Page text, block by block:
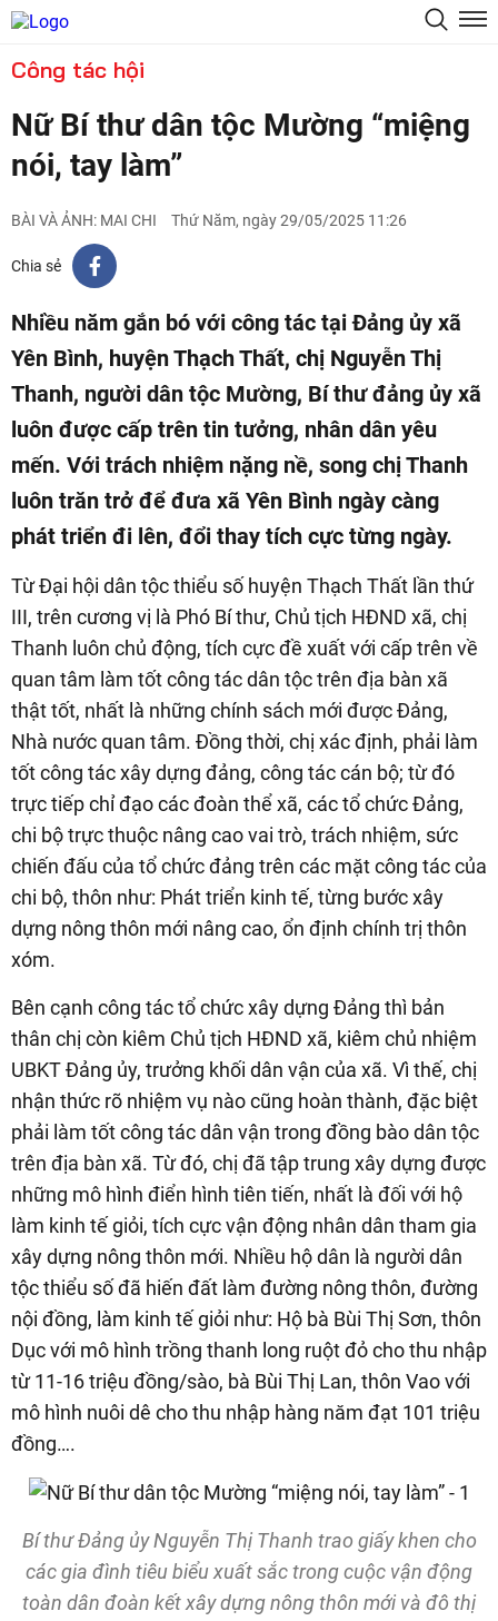
Công tác hội
Nữ Bí thư dân tộc Mường “miệng
nói, tay làm”
BÀI VÀ ẢNH: MAI CHI Thứ Năm, ngày 29/05/2025 11:26
Chia sẻ
Nhiều năm gắn bó với công tác tại Đảng ủy xã
Yên Bình, huyện Thạch Thất, chị Nguyễn Thị
Thanh, người dân tộc Mường, Bí thư đảng ủy xã
luôn được cấp trên tin tưởng, nhân dân yêu
mến. Với trách nhiệm nặng nề, song chị Thanh
luôn trăn trở để đưa xã Yên Bình ngày càng
phát triển đi lên, đổi thay tích cực từng ngày.
Từ Đại hội dân tộc thiểu số huyện Thạch Thất lần thứ
III, trên cương vị là Phó Bí thư, Chủ tịch HĐND xã, chị
Thanh luôn chủ động, tích cực đề xuất với cấp trên về
quan tâm làm tốt công tác dân tộc trên địa bàn xã
thật tốt, nhất là những chính sách mới được Đảng,
Nhà nước quan tâm. Đồng thời, chị xác định, phải làm
tốt công tác xây dựng đảng, công tác cán bộ; từ đó
trực tiếp chỉ đạo các đoàn thể xã, các tổ chức Đảng,
chi bộ trực thuộc nâng cao vai trò, trách nhiệm, sức
chiến đấu của tổ chức đảng trên các mặt công tác của
chi bộ, thôn như: Phát triển kinh tế, từng bước xây
dựng nông thôn mới nâng cao, ổn định chính trị thôn
xóm.
Bên cạnh công tác tổ chức xây dựng Đảng thì bản
thân chị còn kiêm Chủ tịch HĐND xã, kiêm chủ nhiệm
UBKT Đảng ủy, trưởng khối dân vận của xã. Vì thế, chị
nhận thức rõ nhiệm vụ nào cũng hoàn thành, đặc biệt
phải làm tốt công tác dân vận trong đồng bào dân tộc
trên địa bàn xã. Từ đó, chị đã tập trung xây dựng được
những mô hình điển hình tiên tiến, nhất là đối với hộ
làm kinh tế giỏi, tích cực vận động nhân dân tham gia
xây dựng nông thôn mới. Nhiều hộ dân là người dân
tộc thiểu số đã hiến đất làm đường nông thôn, đường
nội đồng, làm kinh tế giỏi như: Hộ bà Bùi Thị Sơn, thôn
Dục với mô hình trồng thanh long ruột đỏ cho thu nhập
từ 11-16 triệu đồng/sào, bà Bùi Thị Lan, thôn Vao với
mô hình nuôi dê cho thu nhập hàng năm đạt 101 triệu
đồng….
Bí thư Đảng ủy Nguyễn Thị Thanh trao giấy khen cho
các gia đình tiêu biểu xuất sắc trong cuộc vận động
toàn dân đoàn kết xây dựng nông thôn mới và đô thị